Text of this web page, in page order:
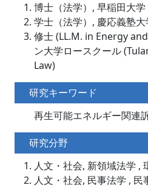
博士（法学）, 早稲田大学
学士（法学）, 慶応義塾大
修士 (LL.M. in Energy
ン大学ロースクール
Law)
研究キーワード
再生可能エネルギー関連
研究分野
人文・社会, 新領域法学 ,
人文・社会, 民事法学 , 民